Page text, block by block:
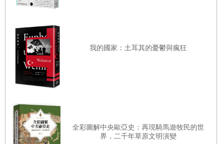
主義／伊熱夫斯克的美國教授／住在義大利的俄羅斯人／兩
位斯洛維尼亞人在俄羅斯的經歷／踏出歐洲，進入葉卡捷琳
堡／俄羅斯的未來／東歐的盡頭：一腳站在亞洲，一腳站在
歐洲／俄羅斯能教我們什麼
結語 旅行能教我們什麼
附錄一 美國人能教歐洲人什麼
附錄二 認識作者
附錄三 旅遊推薦
附錄四 兩項捐獻
我們繼續來聊戈巴契夫，當他離開後，俄羅斯的寒冬隨之來
臨，店家人去樓空。這個國壓只剩兩個月的存糧，農夫拒絕
以固定賤價賣出穀物，外債高達七百二十億元，外匯儲備則
只剩兩千七百萬元。俄羅斯突然破產。
therapy），撤銷對公司進出口貨物的限制，允許企業取得外
幣，廢除價格管制。到了一九九○年代中期，通膨率已暴增
至百分之一千五百，盧布全面貶值，全國三分之二人民窮困
我的國家：土耳其的憂鬱與瘋狂
全彩圖解中央歐亞史：再現騎馬遊牧民的世
界，二千年草原文明演變